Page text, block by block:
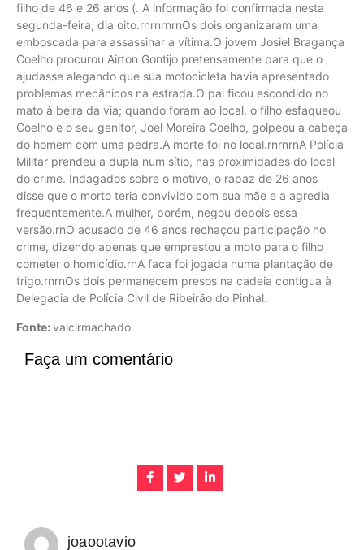
filho de 46 e 26 anos (. A informação foi confirmada nesta
segunda-feira, dia oito.rnrnrnrnOs dois organizaram uma
emboscada para assassinar a vítima.O jovem Josiel Bragança
Coelho procurou Airton Gontijo pretensamente para que o
ajudasse alegando que sua motocicleta havia apresentado
problemas mecânicos na estrada.O pai ficou escondido no
mato à beira da via; quando foram ao local, o filho esfaqueou
Coelho e o seu genitor, Joel Moreira Coelho, golpeou a cabeça
do homem com uma pedra.A morte foi no local.rnrnrnA Polícia
Militar prendeu a dupla num sítio, nas proximidades do local
do crime. Indagados sobre o motivo, o rapaz de 26 anos
disse que o morto teria convivido com sua mãe e a agredia
frequentemente.A mulher, porém, negou depois essa
versão.rnO acusado de 46 anos rechaçou participação no
crime, dizendo apenas que emprestou a moto para o filho
cometer o homicídio.rnA faca foi jogada numa plantação de
trigo.rnrnOs dois permanecem presos na cadeia contígua à
Delegacia de Polícia Civil de Ribeirão do Pinhal.
Fonte: valcirmachado
Faça um comentário
joaootavio